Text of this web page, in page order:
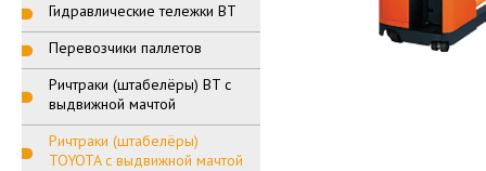
Гидравлические тележки BT
Перевозчики паллетов
Ричтраки (штабелёры) BT с
выдвижной мачтой
Ричтраки (штабелёры)
TOYOTA с выдвижной мачтой